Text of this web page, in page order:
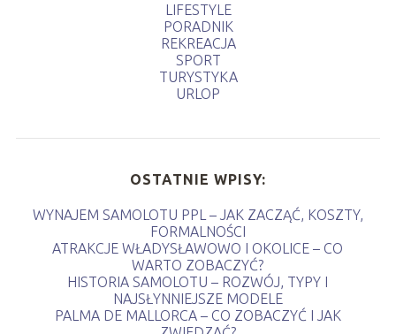
LIFESTYLE
PORADNIK
REKREACJA
SPORT
TURYSTYKA
URLOP
OSTATNIE WPISY:
WYNAJEM SAMOLOTU PPL – JAK ZACZĄĆ, KOSZTY,
FORMALNOŚCI
ATRAKCJE WŁADYSŁAWOWO I OKOLICE – CO
WARTO ZOBACZYĆ?
HISTORIA SAMOLOTU – ROZWÓJ, TYPY I
NAJSŁYNNIEJSZE MODELE
PALMA DE MALLORCA – CO ZOBACZYĆ I JAK